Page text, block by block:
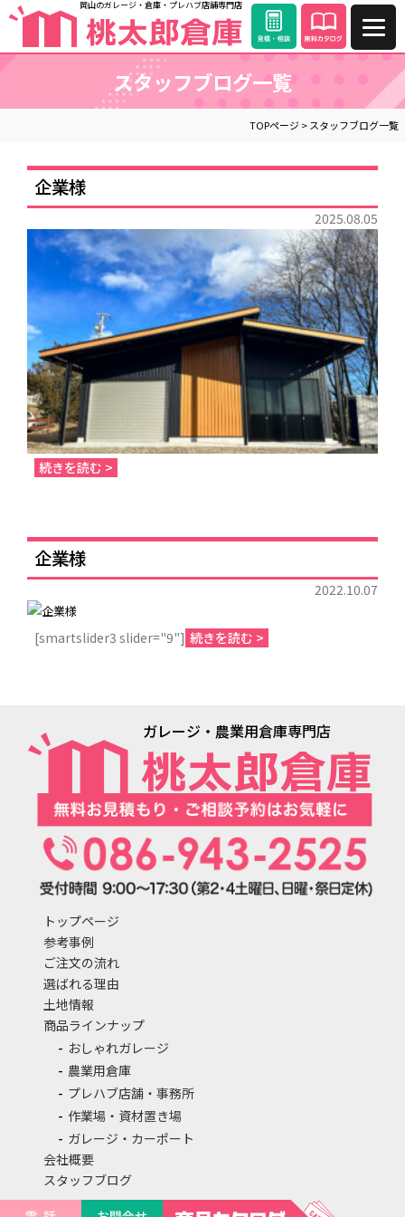
岡山のガレージ・倉庫・プレハブ店舗専門店
スタッフブログ一覧
TOPページ> スタッフブログ一覧
企業様
2025.08.05
続きを読む >
企業様
2022.10.07
[smartslider3 slider="9"] 続きを読む >
ガレージ・農業用倉庫専門店
トップページ
参考事例
ご注文の流れ
選ばれる理由
土地情報
商品ラインナップ
おしゃれガレージ
農業用倉庫
プレハブ店舗・事務所
作業場・資材置き場
ガレージ・カーポート
会社概要
スタッフブログ